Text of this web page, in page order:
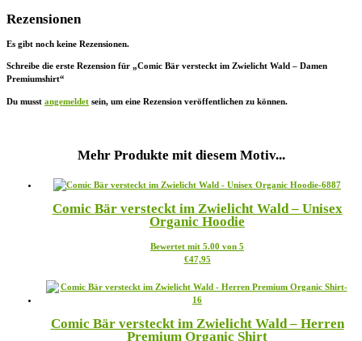
Rezensionen
Es gibt noch keine Rezensionen.
Schreibe die erste Rezension für „Comic Bär versteckt im Zwielicht Wald – Damen
Premiumshirt“
Du musst angemeldet sein, um eine Rezension veröffentlichen zu können.
Mehr Produkte mit diesem Motiv...
Comic Bär versteckt im Zwielicht Wald – Unisex
Organic Hoodie
Bewertet mit 5.00 von 5
€47,95Dieses
weist
auf.
Die
Comic Bär versteckt im Zwielicht Wald – Herren
Premium Organic Shirt